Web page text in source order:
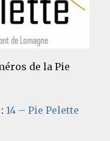
de la Pie
:14 – Pie Pelette